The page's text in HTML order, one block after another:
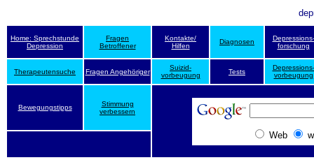
Home: Sprechstunde
Depression
Fragen
Betroffener
Kontakte/
Hilfen
Diagnosen
Depressions-
forschung
Therapeutensuche Fragen Angehöriger
Suizid-
vorbeugung
Tests
Depressions-
vorbeugung
Bewegungstipps
Stimmung
verbessern
Web